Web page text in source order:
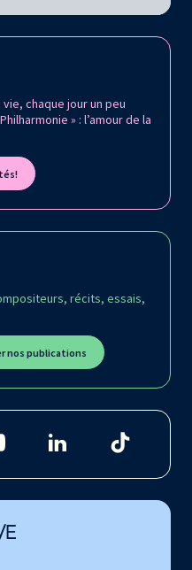
chaque jour un peu
» : l’amour de la
récits, essais,
nos publications